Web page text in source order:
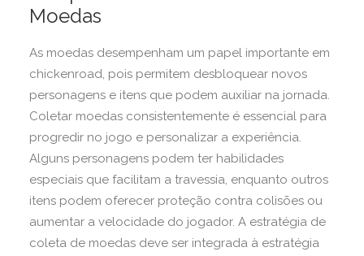
Moedas
As moedas desempenham um papel importante em
chickenroad, pois permitem desbloquear novos
personagens e itens que podem auxiliar na jornada.
Coletar moedas consistentemente é essencial para
progredir no jogo e personalizar a experiência.
Alguns personagens podem ter habilidades
especiais que facilitam a travessia, enquanto outros
itens podem oferecer proteção contra colisões ou
aumentar a velocidade do jogador. A estratégia de
coleta de moedas deve ser integrada à estratégia